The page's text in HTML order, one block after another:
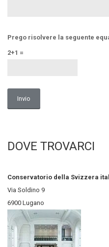
Prego risolvere la seguente
2+1 =
DOVE TROVARCI
Conservatorio della Svizzera
Via Soldino 9
6900 Lugano